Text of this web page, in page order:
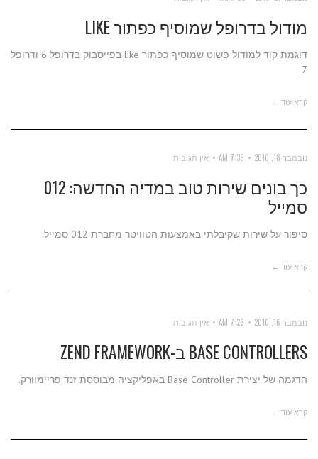
מודול בדרופל שמוסיף כפתור LIKE
דוגמת קוד למודול פשוט שמוסיף כפתור like בפייסבוק בדרופל 6 ודרופל
7
קרא עוד ←
נובמבר 18, 2010 7:39 AM אין תגובות
כך בונים שירות טוב במדיה החדשה: 012
סמייל
סיפור על שירות שקיבלתי באמצעות הטוויטר מחברת 012 סמייל.
קרא עוד ←
נובמבר 16, 2010 7:26 AM אין תגובות
BASE CONTROLLERS ב-ZEND FRAMEWORK
הדגמה של יצירת Base Controller באפליקציה מבוססת זנד פריימוורק.
קרא עוד ←